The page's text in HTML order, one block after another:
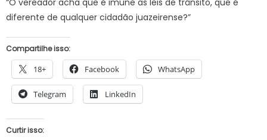
“O vereador acha que é imune as leis de trânsito, que é
diferente de qualquer cidadão juazeirense?”
Compartilhe isso:
18+ Facebook WhatsApp
Telegram LinkedIn
Curtir isso: